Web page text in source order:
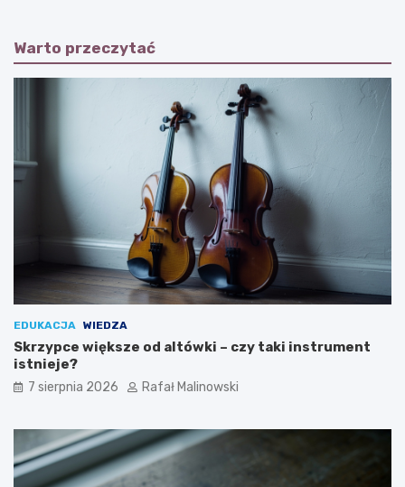
Warto przeczytać
EDUKACJA WIEDZA
Skrzypce większe od altówki – czy taki instrument
istnieje?
7 sierpnia 2026 Rafał Malinowski